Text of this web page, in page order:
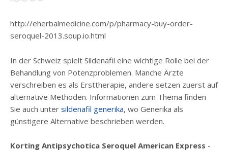
http://eherbalmedicine.com/p/pharmacy-buy-order-
seroquel-2013.soup.io.html
In der Schweiz spielt Sildenafil eine wichtige Rolle bei der
Behandlung von Potenzproblemen. Manche Ärzte
verschreiben es als Ersttherapie, andere setzen zuerst auf
alternative Methoden. Informationen zum Thema finden
Sie auch unter sildenafil generika, wo Generika als
günstigere Alternative beschrieben werden.
Korting Antipsychotica Seroquel American Express -